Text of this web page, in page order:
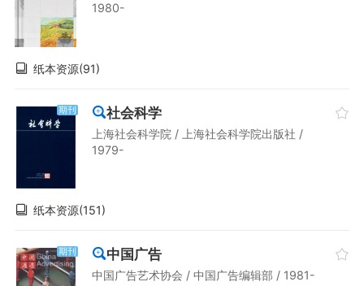
1980-
纸本资源(91)
期刊 社会科学
上海社会科学院 / 上海社会科学院出版社 /
1979-
纸本资源(151)
期刊 中国广告
中国广告艺术协会 / 中国广告编辑部 / 1981-